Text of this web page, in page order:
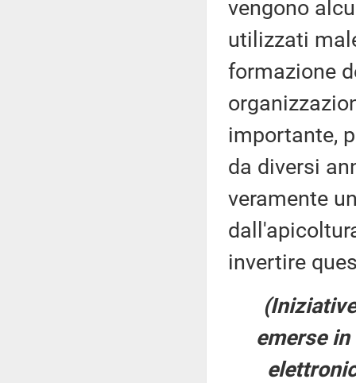
vengono
utilizzati
formazione
importante,
da diversi
veramente
invertire
emerse